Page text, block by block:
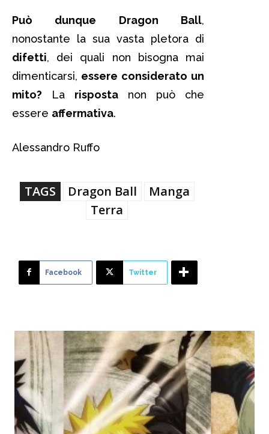
Può dunque Dragon Ball,
nonostante la sua vasta pletora di
difetti, dei quali non bisogna mai
dimenticarsi, essere considerato un
mito? La risposta non può che
essere affermativa.
Alessandro Ruffo
TAGS Dragon Ball
Manga
Terra
Facebook Twitter